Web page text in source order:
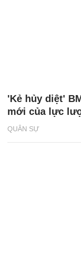
QUÂN SỰ
'Kẻ hủy diệt'
mới của lực